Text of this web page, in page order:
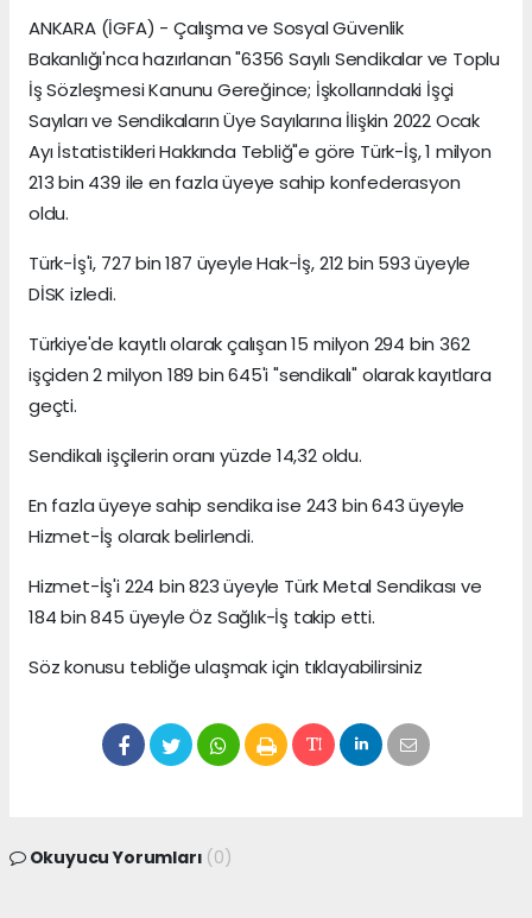
ANKARA (İGFA) - Çalışma ve Sosyal Güvenlik
Bakanlığı'nca hazırlanan "6356 Sayılı Sendikalar ve Toplu
İş Sözleşmesi Kanunu Gereğince; İşkollarındaki İşçi
Sayıları ve Sendikaların Üye Sayılarına İlişkin 2022 Ocak
Ayı İstatistikleri Hakkında Tebliğ"e göre Türk-İş, 1 milyon
213 bin 439 ile en fazla üyeye sahip konfederasyon
oldu.
Türk-İş'i, 727 bin 187 üyeyle Hak-İş, 212 bin 593 üyeyle
DİSK izledi.
Türkiye'de kayıtlı olarak çalışan 15 milyon 294 bin 362
işçiden 2 milyon 189 bin 645'i "sendikalı" olarak kayıtlara
geçti.
Sendikalı işçilerin oranı yüzde 14,32 oldu.
En fazla üyeye sahip sendika ise 243 bin 643 üyeyle
Hizmet-İş olarak belirlendi.
Hizmet-İş'i 224 bin 823 üyeyle Türk Metal Sendikası ve
184 bin 845 üyeyle Öz Sağlık-İş takip etti.
Söz konusu tebliğe ulaşmak için tıklayabilirsiniz
Okuyucu Yorumları (0)